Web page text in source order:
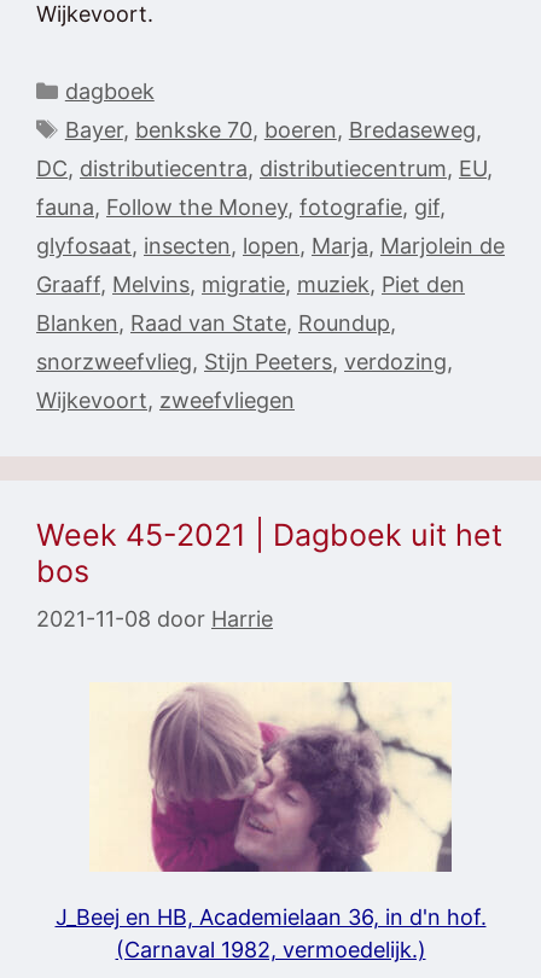
Wijkevoort.
Categorieën
dagboek
Tags
Bayer, benkske 70, boeren, Bredaseweg,
DC, distributiecentra, distributiecentrum, EU,
fauna, Follow the Money, fotografie, gif,
glyfosaat, insecten, lopen, Marja, Marjolein de
Graaff, Melvins, migratie, muziek, Piet den
Blanken, Raad van State, Roundup,
snorzweefvlieg, Stijn Peeters, verdozing,
Wijkevoort, zweefvliegen
Week 45-2021 | Dagboek uit het
bos
2021-11-08 door Harrie
J_Beej en HB, Academielaan 36, in d'n hof.
(Carnaval 1982, vermoedelijk.)